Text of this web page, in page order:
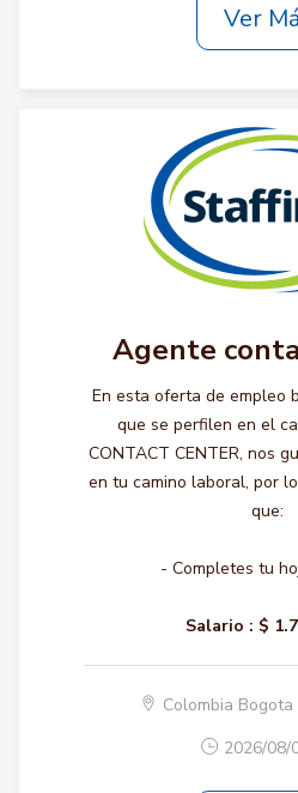
Ver
Agente
En esta oferta de empleo
que se perfilen en el
CONTACT CENTER, nos
en tu camino laboral, por
que:
- Completes tu
Salario : $
Colombia Bogota
2026/08/